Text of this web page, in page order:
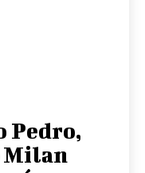
Pedro,
Milan